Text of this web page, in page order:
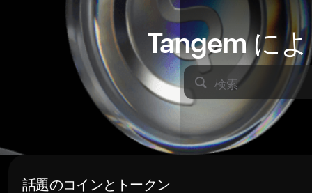
Tangem に
検索
話題のコインとトークン